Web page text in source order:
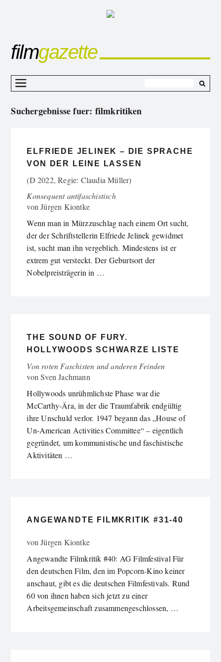
filmgazette
Suchergebnisse fuer: filmkritiken
ELFRIEDE JELINEK – DIE SPRACHE
VON DER LEINE LASSEN
(D 2022, Regie: Claudia Müller)
Konsequent antifaschistisch
vonJürgen Kiontke
Wenn man in Mürzzuschlag nach einem Ort sucht,
der der Schriftstellerin Elfriede Jelinek gewidmet
ist, sucht man ihn vergeblich. Mindestens ist er
extrem gut versteckt. Der Geburtsort der
Nobelpreisträgerin in …
THE SOUND OF FURY.
HOLLYWOODS SCHWARZE LISTE
Von roten Faschisten und anderen Feinden
vonSven Jachmann
Hollywoods unrühmlichste Phase war die
McCarthy-Ära, in der die Traumfabrik endgültig
ihre Unschuld verlor. 1947 begann das „House of
Un-American Activities Committee“ – eigentlich
gegründet, um kommunistische und faschistische
Aktivitäten …
ANGEWANDTE FILMKRITIK #31-40
vonJürgen Kiontke
Angewandte Filmkritik #40: AG Filmfestival Für
den deutschen Film, den im Popcorn-Kino keiner
anschaut, gibt es die deutschen Filmfestivals. Rund
60 von ihnen haben sich jetzt zu einer
Arbeitsgemeinschaft zusammengeschlossen, …